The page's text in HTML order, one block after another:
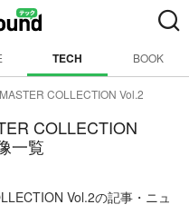
TECH BOOK
COLLECTION Vol.2
COLLECTION
一覧
Vol.2の記事・ニュ